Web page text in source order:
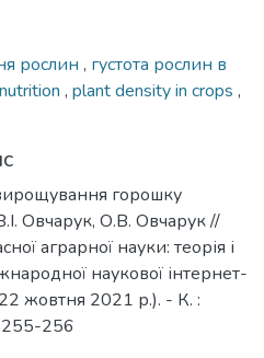
рослин , густота рослин в
, plant density in crops ,
горошку
Овчарук, О.В. Овчарук //
аграрної науки: теорія і
наукової інтернет-
жовтня 2021 р.). - К. :
255-256